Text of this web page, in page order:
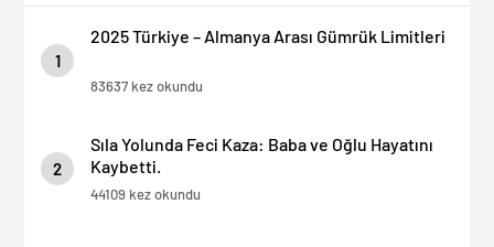
1
2025 Türkiye – Almanya Arası Gümrük Limitleri
83637 kez okundu
2
Sıla Yolunda Feci Kaza: Baba ve Oğlu Hayatını
Kaybetti.
44109 kez okundu